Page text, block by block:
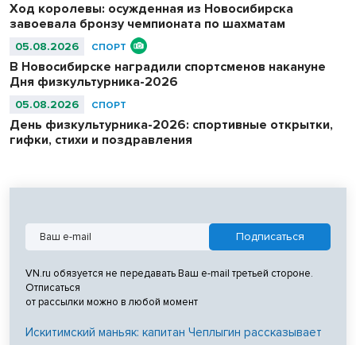
Ход королевы: осужденная из Новосибирска
завоевала бронзу чемпионата по шахматам
05.08.2026 СПОРТ
В Новосибирске наградили спортсменов накануне
Дня физкультурника-2026
05.08.2026 СПОРТ
День физкультурника-2026: спортивные открытки,
гифки, стихи и поздравления
VN.ru обязуется не передавать Ваш e-mail третьей стороне.
Отписаться
от рассылки можно в любой момент
Искитимский маньяк: капитан Чеплыгин рассказывает